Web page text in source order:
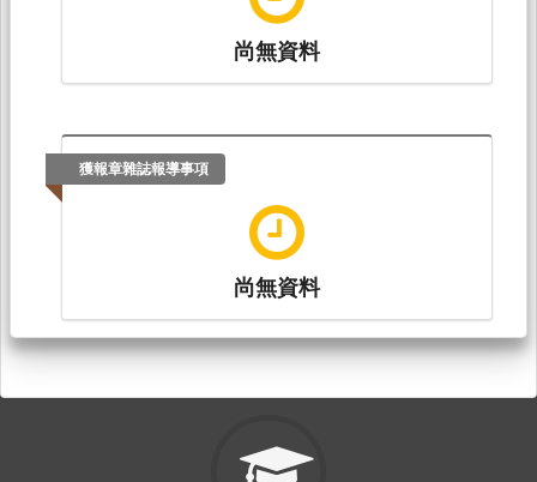
尚無資料
獲報章雜誌報導事項
尚無資料